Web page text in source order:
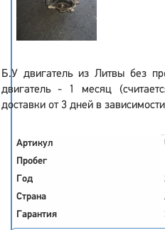
Б.У двигатель из Литвы без
двигатель - 1 месяц
доставки от 3 дней в
Артикул
Пробег
Год
Страна
Гарантия